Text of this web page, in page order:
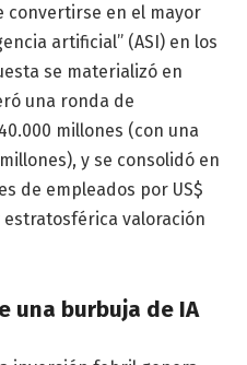
convertirse en el mayor
artificial” (ASI) en los
se materializó en
una ronda de
millones (con una
y se consolidó en
de empleados por US$
estratosférica valoración
una burbuja de IA